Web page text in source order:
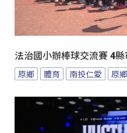
法治國小辦棒球交流賽 4
原鄉 體育 南投仁愛 原